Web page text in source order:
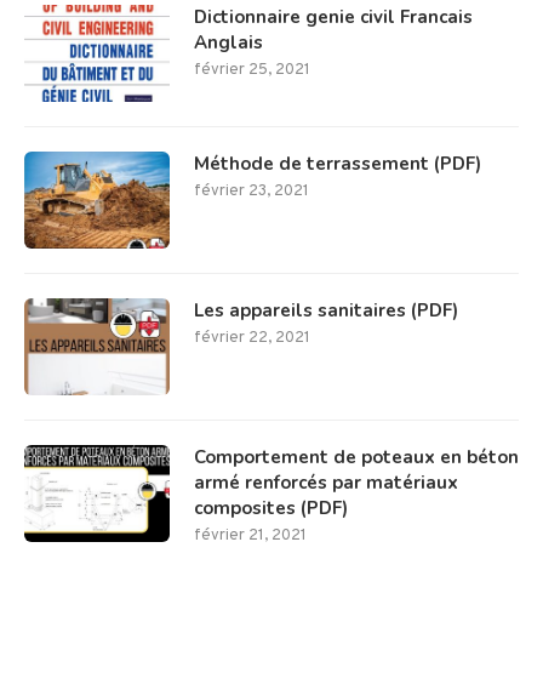
Dictionnaire genie civil Francais
Anglais
février 25, 2021
Méthode de terrassement (PDF)
février 23, 2021
Les appareils sanitaires (PDF)
février 22, 2021
Comportement de poteaux en béton
armé renforcés par matériaux
composites (PDF)
février 21, 2021